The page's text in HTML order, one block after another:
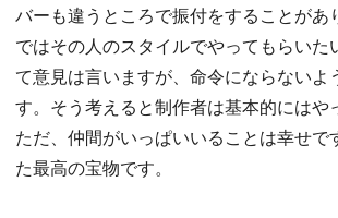
バーも違うところで振付をすることがあ
ではその人のスタイルでやってもらいた
て意見は言いますが、命令にならないよ
す。そう考えると制作者は基本的にはや
ただ、仲間がいっぱいいることは幸せで
た最高の宝物です。